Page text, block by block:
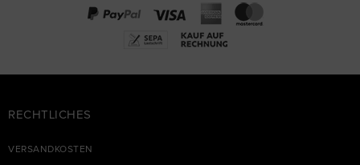
RECHTLICHES
VERSANDKOSTEN